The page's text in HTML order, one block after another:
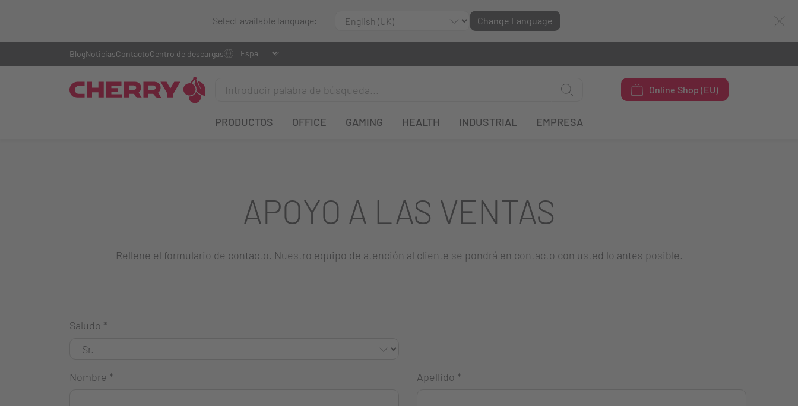
Select available language: Change Language
Online Shop (EU)
PRODUCTOS OFFICE GAMING HEALTH INDUSTRIAL EMPRESA
BlogNoticiasContactoCentro de descargas
APOYO A LAS VENTAS
Rellene el formulario de contacto. Nuestro equipo de atención al cliente se pondrá en contacto con usted lo antes posible.
Saludo *
Nombre * Apellido *